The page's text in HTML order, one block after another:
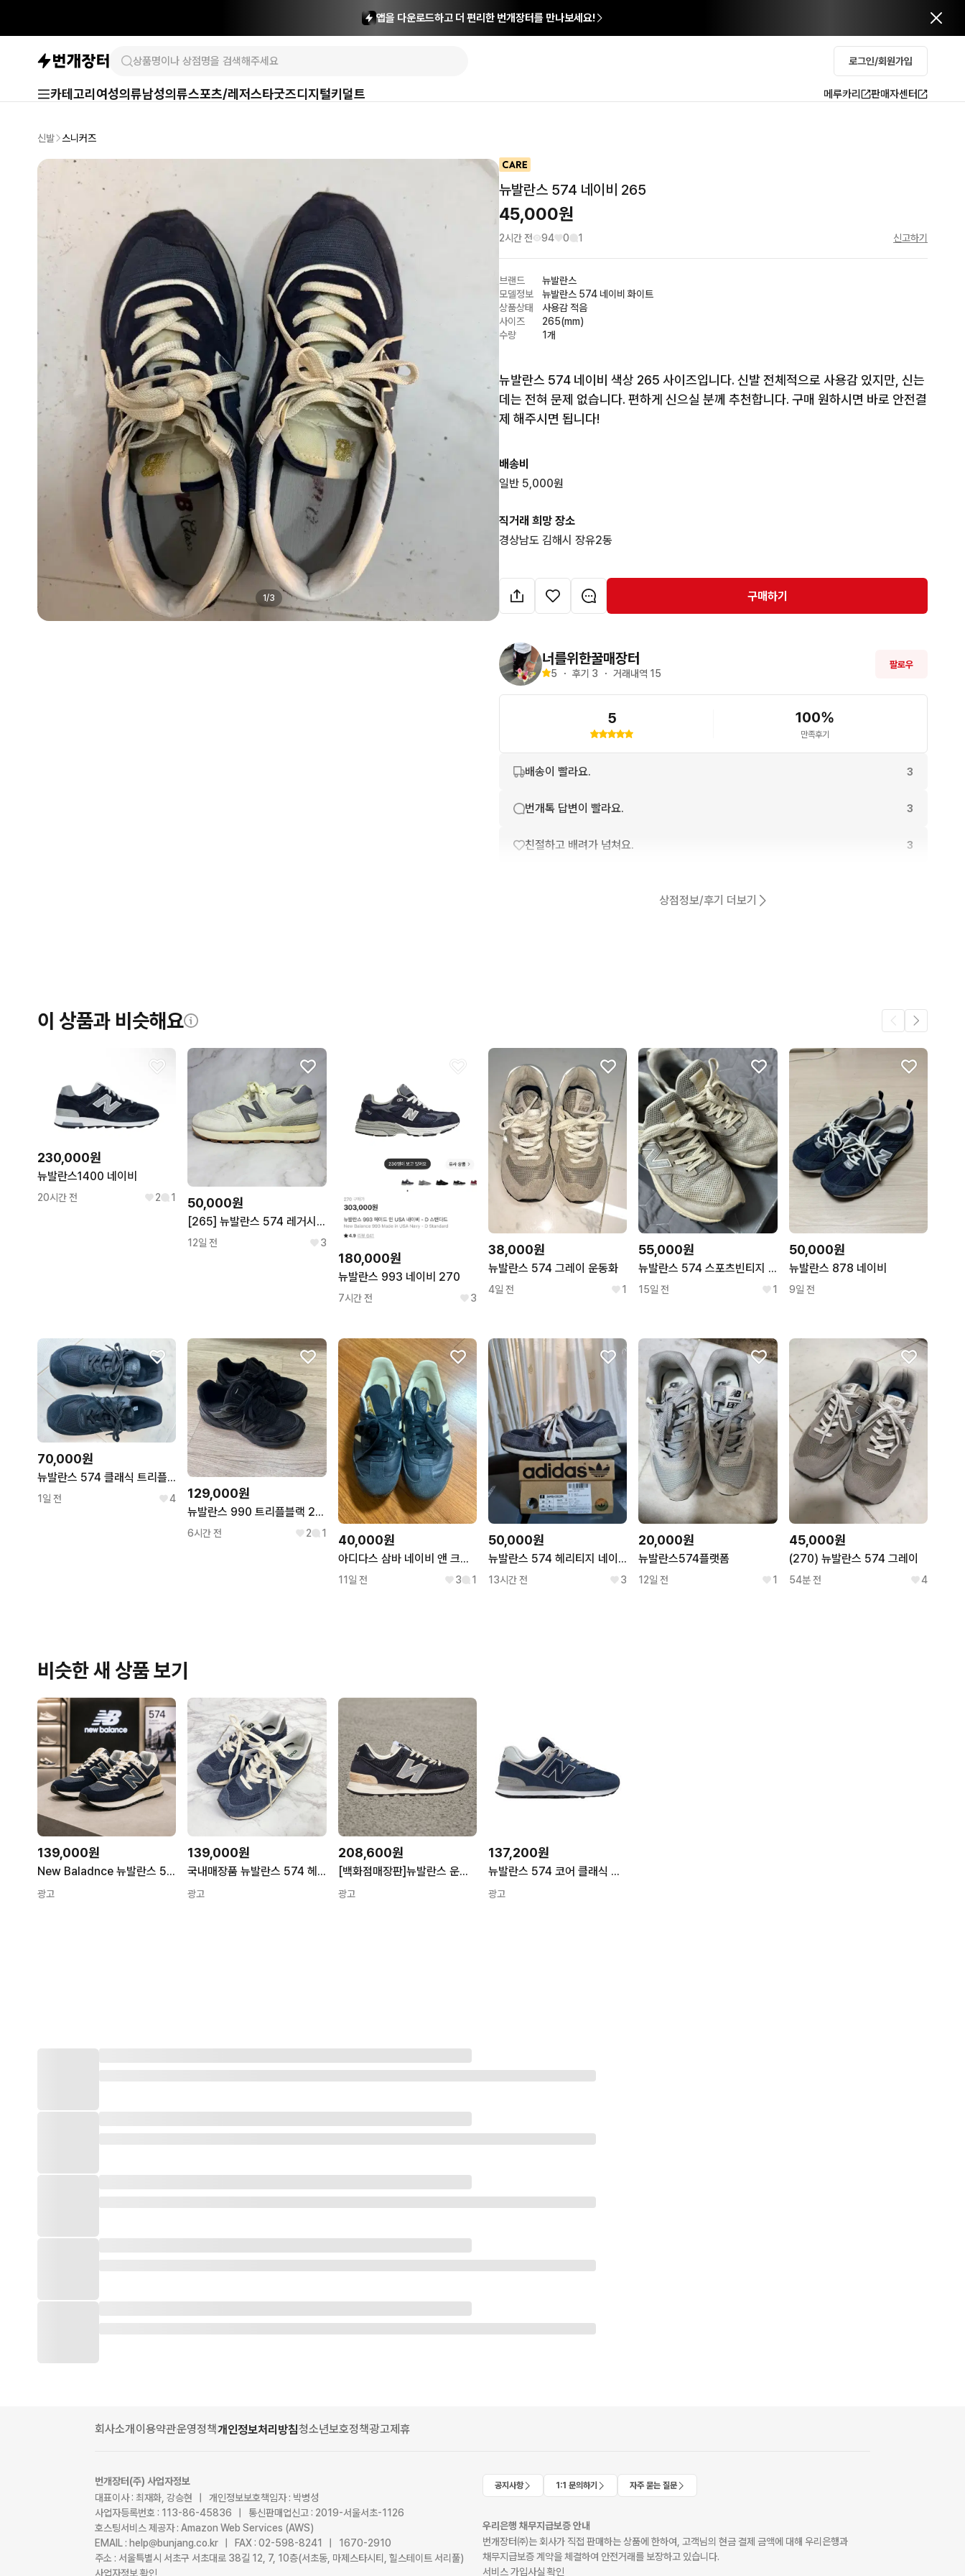
앱을 다운로드하고 더 편리한 번개장터를 만나보세요!
로그인/회원가입
카테고리 여성의류남성의류스포츠/레저스타굿즈디지털키덜트 메루카리 판매자센터
신발 스니커즈
1/3
뉴발란스 574 네이비 265
45,000원
2시간 전 94 0 1 신고하기
브랜드
뉴발란스
모델정보
뉴발란스 574 네이비 화이트
상품상태
사용감 적음
사이즈
265(mm)
수량
1개
뉴발란스 574 네이비 색상 265 사이즈입니다. 신발 전체적으로 사용감 있지만, 신는
데는 전혀 문제 없습니다. 편하게 신으실 분께 추천합니다. 구매 원하시면 바로 안전결
제 해주시면 됩니다!
배송비
일반 5,000원
직거래 희망 장소
경상남도 김해시 장유2동
구매하기
너를위한꿀매장터
5 ・ 후기 3 ・ 거래내역 15
팔로우
5 100%
만족후기
배송이 빨라요. 3
번개톡 답변이 빨라요. 3
친절하고 배려가 넘쳐요. 3
상점정보/후기 더보기
이 상품과 비슷해요
230,000원
뉴발란스1400 네이비
20시간 전 2 1 50,000원
[265] 뉴발란스 574 레거시 화이트 그레이
12일 전 3
180,000원
뉴발란스 993 네이비 270
7시간 전 3
38,000원
뉴발란스 574 그레이 운동화
4일 전 1
55,000원
뉴발란스 574 스포츠빈티지 265 팝니다
15일 전 1
50,000원
뉴발란스 878 네이비
9일 전
70,000원
뉴발란스 574 클래식 트리플 블랙270
1일 전 4 129,000원
뉴발란스 990 트리플블랙 265
6시간 전 2 1 40,000원
아디다스 삼바 네이비 앤 크림 265
11일 전 3 1
50,000원
뉴발란스 574 헤리티지 네이비 270
13시간 전 3
20,000원
뉴발란스574플랫폼
12일 전 1
45,000원
(270) 뉴발란스 574 그레이
54분 전 4
비슷한 새 상품 보기
139,000원
New Baladnce 뉴발란스 574 네이비 U574LGBB 여성사이즈
광고
139,000원
국내매장품 뉴발란스 574 헤리티지 네이비 U574RH2
광고
208,600원
[백화점매장판]뉴발란스 운동화 574 PREMIUM AND POTTERY 네이비 U574BG2 260 네이비 NAVY
광고
137,200원
뉴발란스 574 코어 클래식 빈티지 네이비 화이트 스니커즈 커플화 ML574EVN 265
광고
회사소개이용약관운영정책개인정보처리방침청소년보호정책광고제휴
번개장터(주) 사업자정보
대표이사 : 최재화, 강승현 | 개인정보보호책임자 : 박병성
사업자등록번호 : 113-86-45836 | 통신판매업신고 : 2019-서울서초-1126
호스팅서비스 제공자 : Amazon Web Services (AWS)
EMAIL : help@bunjang.co.kr | FAX : 02-598-8241 | 1670-2910
주소 : 서울특별시 서초구 서초대로 38길 12, 7, 10층(서초동, 마제스타시티, 힐스테이트 서리풀)
사업자정보 확인
공지사항 1:1 문의하기 자주 묻는 질문
우리은행 채무지급보증 안내
번개장터㈜는 회사가 직접 판매하는 상품에 한하여, 고객님의 현금 결제 금액에 대해 우리은행과
채무지급보증 계약을 체결하여 안전거래를 보장하고 있습니다.
서비스 가입사실 확인